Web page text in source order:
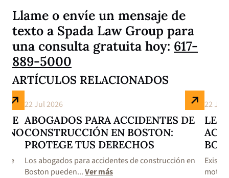
Llame o envíe un mensaje de
texto a Spada Law Group para
una consulta gratuita hoy: 617-
889-5000
ARTÍCULOS RELACIONADOS
DE
NO
de
22 Jul 2026
ABOGADOS PARA ACCIDENTES DE
CONSTRUCCIÓN EN BOSTON:
PROTEGE TUS DERECHOS
Los abogados para accidentes de construcción en
Boston pueden...Ver más
22 Jul